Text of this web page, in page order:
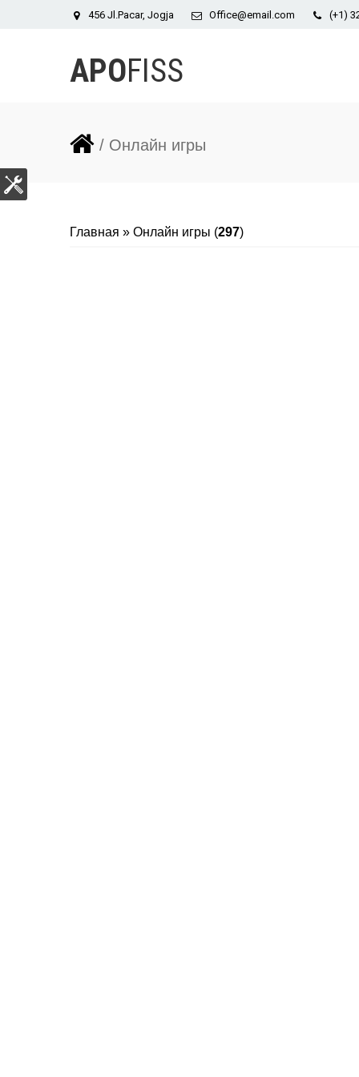
456 Jl.Pacar, Jogja Office@email.com (+1)
APOFISS
/ Онлайн игры
Главная » Онлайн игры (297)